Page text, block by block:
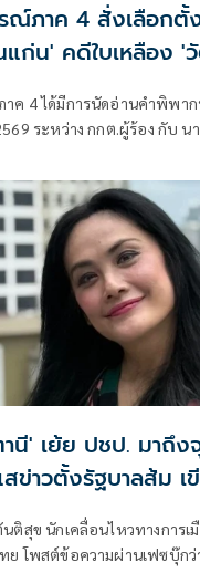
ณ์ภาค 4 สั่งเลือกตั้
ก่น' คดีใบเหลือง '
ค 4 ได้มีการนัดอ่านคำพิพา
ระหว่าง กกต.ผู้ร้อง กับ น
(ขอให้มีการเลือกตั้ง นายก
นี' เย้ย ปชป. มาถึง
สข่าวตั้งรัฐบาลส้ม
ติสุข นักเคลื่อนไหวทางการเ
ย โพสต์ข้อความผ่านเฟซบุ๊กว่